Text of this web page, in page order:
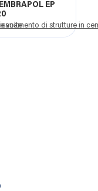
volte
EP
di strutture in